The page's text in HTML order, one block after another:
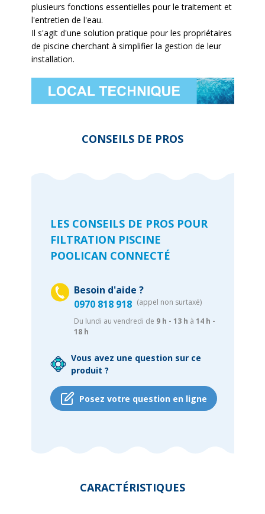
plusieurs fonctions essentielles pour le traitement et
l'entretien de l'eau.
Il s'agit d'une solution pratique pour les propriétaires
de piscine cherchant à simplifier la gestion de leur
installation.
CONSEILS DE PROS
LES CONSEILS DE PROS POUR
FILTRATION PISCINE
POOLICAN CONNECTÉ
Besoin d'aide ?
0970 818 918 (appel non surtaxé)
Du lundi au vendredi de 9 h - 13 h à 14 h -
18 h
Vous avez une question sur ce
produit ?
Posez votre question en ligne
CARACTÉRISTIQUES